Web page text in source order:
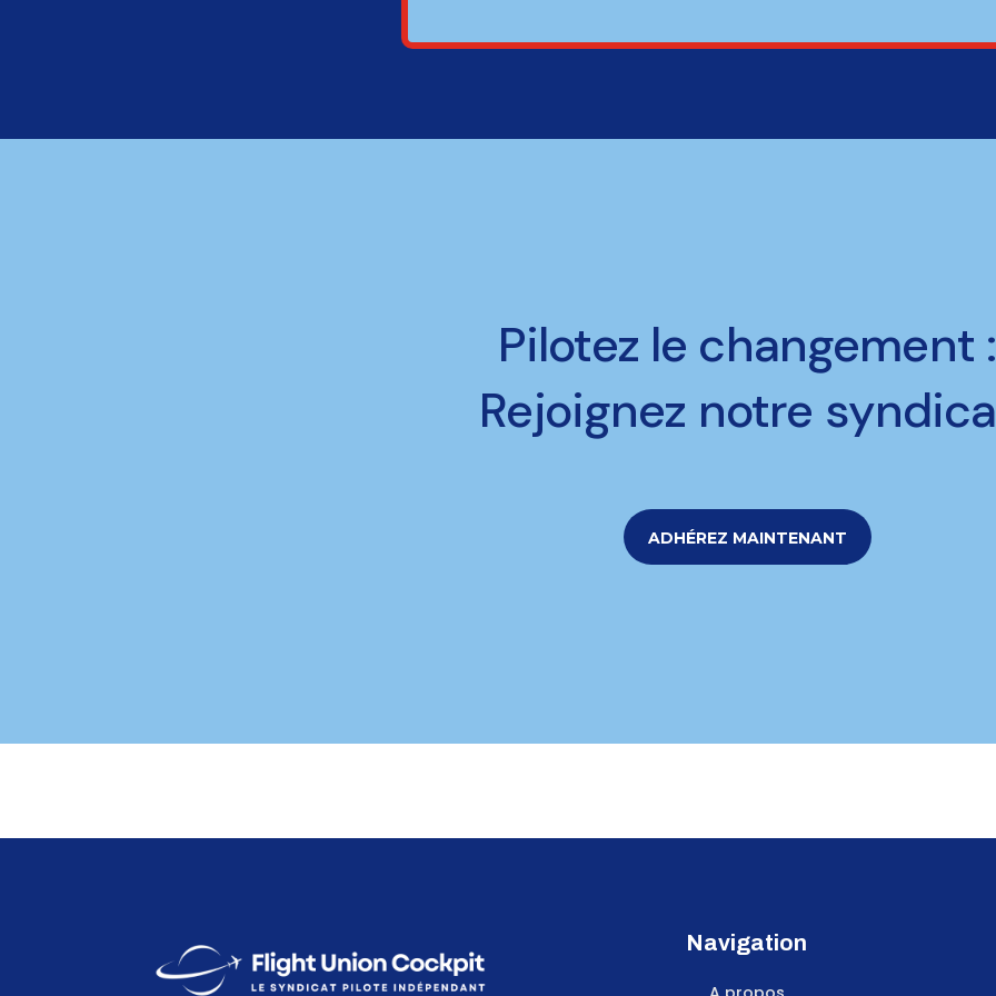
Pilotez le changement :
Rejoignez notre
ADHÉREZ MAINTENANT
Navigation